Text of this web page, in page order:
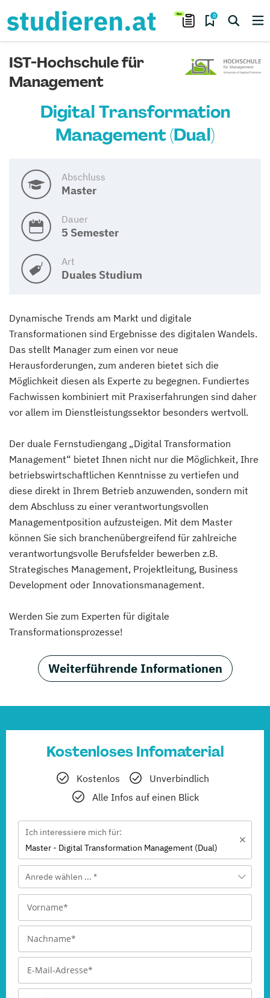
0
IST-Hochschule für
Management
Digital Transformation
Management (Dual)
Abschluss
Master
Dauer
5 Semester
Art
Duales Studium
Dynamische Trends am Markt und digitale
Transformationen sind Ergebnisse des digitalen Wandels.
Das stellt Manager zum einen vor neue
Herausforderungen, zum anderen bietet sich die
Möglichkeit diesen als Experte zu begegnen. Fundiertes
Fachwissen kombiniert mit Praxiserfahrungen sind daher
vor allem im Dienstleistungssektor besonders wertvoll.
Der duale Fernstudiengang „Digital Transformation
Management“ bietet Ihnen nicht nur die Möglichkeit, Ihre
betriebswirtschaftlichen Kenntnisse zu vertiefen und
diese direkt in Ihrem Betrieb anzuwenden, sondern mit
dem Abschluss zu einer verantwortungsvollen
Managementposition aufzusteigen. Mit dem Master
können Sie sich branchenübergreifend für zahlreiche
verantwortungsvolle Berufsfelder bewerben z.B.
Strategisches Management, Projektleitung, Business
Development oder Innovationsmanagement.
Werden Sie zum Experten für digitale
Transformationsprozesse!
Weiterführende Informationen
Kostenloses Infomaterial
Kostenlos
Unverbindlich
Alle Infos auf einen Blick
Ich interessiere mich für:
Master - Digital Transformation Management (Dual)
Anrede wählen ... *